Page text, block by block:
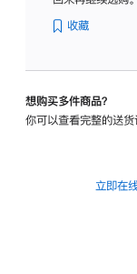
收藏
想购买多件商品？
你可以查看完整的送货
立即在